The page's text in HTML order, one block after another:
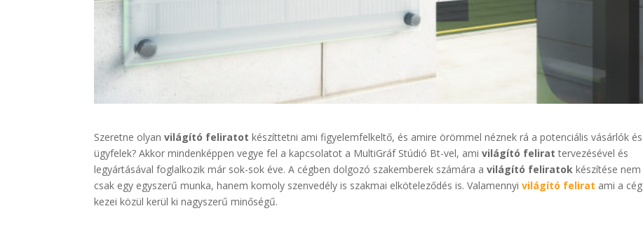
Szeretne olyanvilágító feliratot készíttetni ami figyelemfelkeltő, és amire örömmel néznek rá a potenciális vásárlók és
ügyfelek? Akkor mindenképpen vegye fel a kapcsolatot a MultiGráf Stúdió Bt-vel, amivilágító felirat tervezésével és
legyártásával foglalkozik már sok-sok éve. A cégben dolgozó szakemberek számára avilágító feliratok készítése nem
csak egy egyszerű munka, hanem komoly szenvedély is szakmai elköteleződés is. Valamennyivilágító felirat ami a cég
kezei közül kerül ki nagyszerű minőségű.